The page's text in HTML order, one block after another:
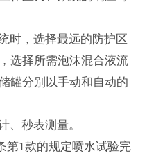
时，选择最远的防护区
选择所需泡沫混合液流
罐分别以手动和自动的
、秒表测量。
第1款的规定喷水试验完